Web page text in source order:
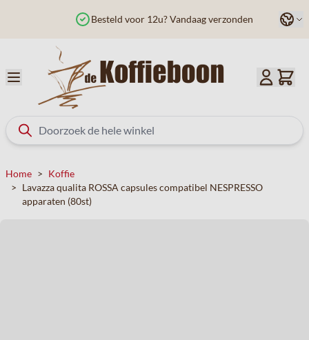
Besteld voor 12u? Vandaag verzonden Taal
Home > Koffie
> Lavazza qualita ROSSA capsules compatibel NESPRESSO
apparaten (80st)